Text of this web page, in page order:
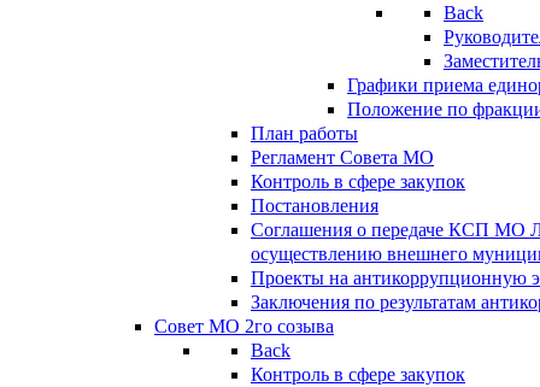
Back
Графики приема
Положение по
План работы
Регламент Совета МО
Контроль в сфере закупок
Постановления
Соглашения о передаче КСП МО
осуществлению внешнего
Проекты на антикоррупционную
Заключения по результатам
Совет МО 2го созыва
Back
Контроль в сфере закупок